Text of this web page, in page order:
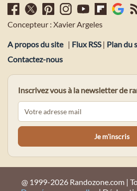
Concepteur : Xavier Argeles
A propos du site | Flux RSS| Plan du
Contactez-nous
Inscrivez vous à la newsletter de
@ 1999-2026 Randozone.com |